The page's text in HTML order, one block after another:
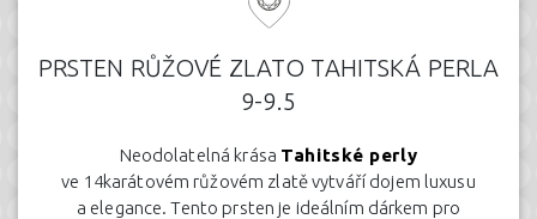
PRSTEN RŮŽOVÉ ZLATO TAHITSKÁ PERLA
9-9.5
Neodolatelná krása Tahitské perly
ve 14karátovém růžovém zlatě vytváří dojem luxusu
a elegance. Tento prsten je ideálním dárkem pro